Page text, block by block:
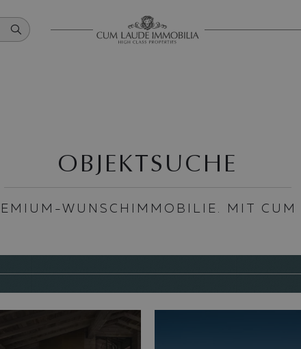
OBJEKTSUCHE
WUNSCHIMMOBILIE. MIT